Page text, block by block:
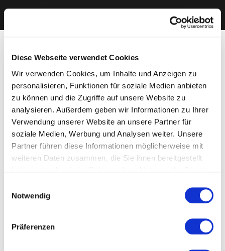
Diese Webseite verwendet Cookies
Wir verwenden Cookies, um Inhalte und Anzeigen zu
personalisieren, Funktionen für soziale Medien anbieten
zu können und die Zugriffe auf unsere Website zu
analysieren. Außerdem geben wir Informationen zu Ihrer
Verwendung unserer Website an unsere Partner für
soziale Medien, Werbung und Analysen weiter. Unsere
Partner führen diese Informationen möglicherweise mit
weiteren Daten zusammen, die Sie ihnen bereitgestellt
Cookies, wenn Sie unsere Webseite weiterhin nutzen.
Notwendig
Präferenzen